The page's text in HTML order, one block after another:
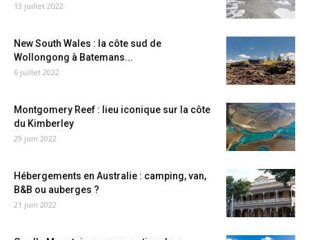
13 juillet 2022
New South Wales : la côte sud de
Wollongong à Batemans...
6 juillet 2022
Montgomery Reef : lieu iconique sur la côte
du Kimberley
29 juin 2022
Hébergements en Australie : camping, van,
B&B ou auberges ?
21 juin 2022